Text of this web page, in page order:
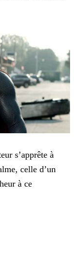
s’apprête à
celle d’un
à ce